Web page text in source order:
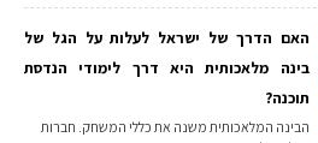
האם הדרך של ישראל לעלות על הגל של
בינה מלאכותית היא דרך לימודי הנדסת
תוכנה?
הבינה המלאכותית משנה את כללי המשחק. חברות